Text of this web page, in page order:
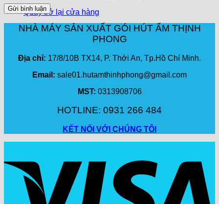
Quay trở lại cửa hàng
NHÀ MÁY SẢN XUẤT GÓI HÚT ẨM THỊNH
PHONG
Địa chỉ: 17/8/10B TX14, P. Thới An, Tp.Hồ Chí Minh.
Email: sale01.hutamthinhphong@gmail.com
MST: 0313908706
HOTLINE: 0931 266 484
KẾT NỐI VỚI CHÚNG TÔI